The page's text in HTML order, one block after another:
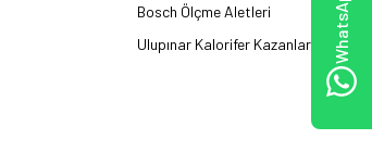
Bosch Ölçme Aletleri
Ulupınar Kalorifer Kazanları